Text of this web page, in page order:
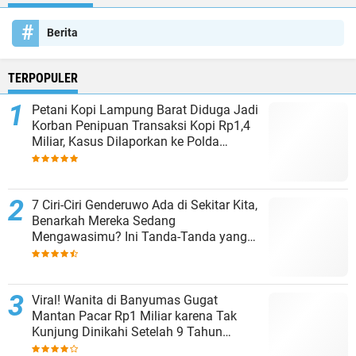
Berita
TERPOPULER
Petani Kopi Lampung Barat Diduga Jadi
Korban Penipuan Transaksi Kopi Rp1,4
Miliar, Kasus Dilaporkan ke Polda
Lampung
7 Ciri-Ciri Genderuwo Ada di Sekitar Kita,
Benarkah Mereka Sedang
Mengawasimu? Ini Tanda-Tanda yang
Sering Diabaikan
Viral! Wanita di Banyumas Gugat
Mantan Pacar Rp1 Miliar karena Tak
Kunjung Dinikahi Setelah 9 Tahun
Berpacaran